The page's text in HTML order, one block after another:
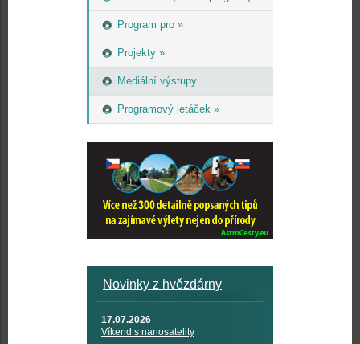
Program pro »
Projekty »
Mediální výstupy
Programový letáček »
Novinky z hvězdárny
17.07.2026
Víkend s nanosatelity